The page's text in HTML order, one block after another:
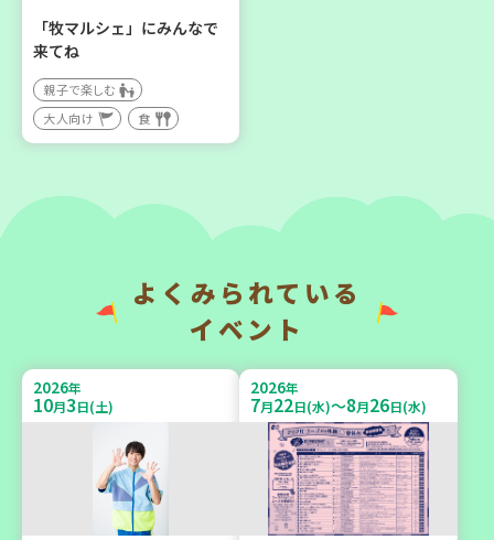
神戸市東灘区
（第4木曜日に開催）
成講座
ボランティア
10月6日(火)
西牟婁郡上富田町岩田
9月6日(日)
西宮市
「牧マルシェ」にみんなで
来てね
親子で楽しむ
大人向け
食
よくみられている
イベント
2026年
10月3日(土)
2026年
7月22日(水)～8月26日(水)